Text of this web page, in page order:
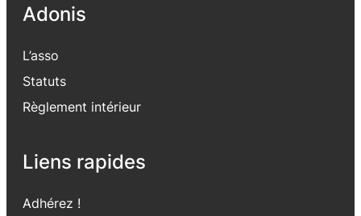
Adonis
L’asso
Statuts
Règlement intérieur
Liens rapides
Adhérez !